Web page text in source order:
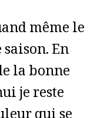
même le
En
la bonne
je reste